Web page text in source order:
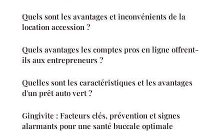
Quels sont les avantages et inconvénients de la
location accession ?
Quels avantages les comptes pros en ligne offrent-
ils aux entrepreneurs ?
Quelles sont les caractéristiques et les avantages
d'un prêt auto vert ?
Gingivite : Facteurs clés, prévention et signes
alarmants pour une santé buccale optimale